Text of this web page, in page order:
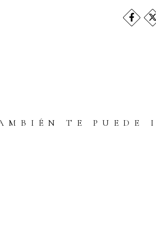
TE PUEDE